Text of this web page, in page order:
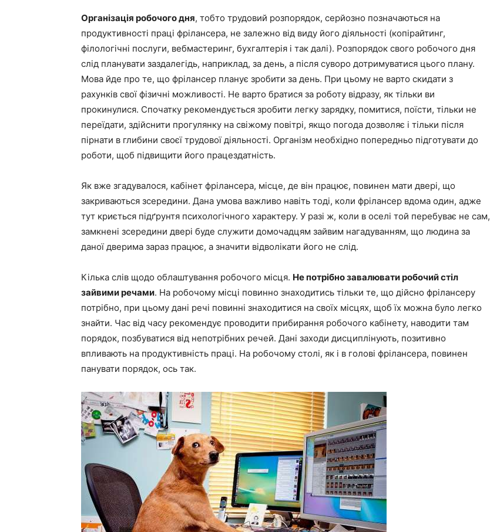
Організація робочого дня, тобто трудовий розпорядок, серйозно позначаються на
продуктивності праці фрілансера, не залежно від виду його діяльності (копірайтинг,
філологічні послуги, вебмастеринг, бухгалтерія і так далі). Розпорядок свого робочого дня
слід планувати заздалегідь, наприклад, за день, а після суворо дотримуватися цього плану.
Мова йде про те, що фрілансер планує зробити за день. При цьому не варто скидати з
рахунків свої фізичні можливості. Не варто братися за роботу відразу, як тільки ви
прокинулися. Спочатку рекомендується зробити легку зарядку, помитися, поїсти, тільки не
переїдати, здійснити прогулянку на свіжому повітрі, якщо погода дозволяє і тільки після
пірнати в глибини своєї трудової діяльності. Організм необхідно попередньо підготувати до
роботи, щоб підвищити його працездатність.
Як вже згадувалося, кабінет фрілансера, місце, де він працює, повинен мати двері, що
закриваються зсередини. Дана умова важливо навіть тоді, коли фрілансер вдома один, адже
тут криється підґрунтя психологічного характеру. У разі ж, коли в оселі той перебуває не сам,
замкнені зсередини двері буде служити домочадцям зайвим нагадуванням, що людина за
даної дверима зараз працює, а значити відволікати його не слід.
Кілька слів щодо облаштування робочого місця. Не потрібно завалювати робочий стіл
зайвими речами. На робочому місці повинно знаходитись тільки те, що дійсно фрілансеру
потрібно, при цьому дані речі повинні знаходитися на своїх місцях, щоб їх можна було легко
знайти. Час від часу рекомендує проводити прибирання робочого кабінету, наводити там
порядок, позбуватися від непотрібних речей. Дані заходи дисциплінують, позитивно
впливають на продуктивність праці. На робочому столі, як і в голові фрілансера, повинен
панувати порядок, ось так.